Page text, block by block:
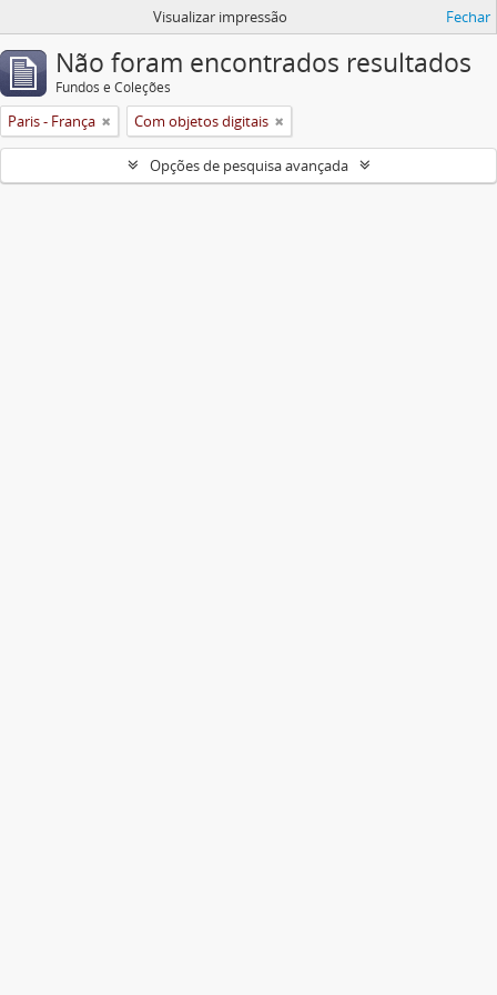
Visualizar impressão Fechar
Não foram encontrados resultados
Fundos e Coleções
Paris - França Com objetos digitais
Opções de pesquisa avançada